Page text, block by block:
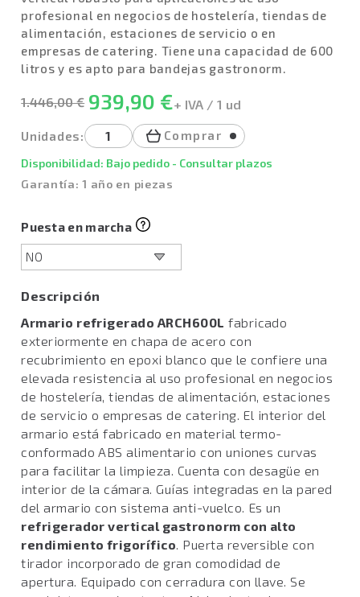
profesional en negocios de hostelería, tiendas de
alimentación, estaciones de servicio o en
empresas de catering. Tiene una capacidad de 600
litros y es apto para bandejas gastronorm.
1.446,00 € 939,90 €+ IVA / 1 ud
Unidades: Comprar
Disponibilidad: Bajo pedido - Consultar plazos
Garantía: 1 año en piezas
Puesta en marcha
Descripción
Armario refrigerado ARCH600L fabricado
exteriormente en chapa de acero con
recubrimiento en epoxi blanco que le confiere una
elevada resistencia al uso profesional en negocios
de hostelería, tiendas de alimentación, estaciones
de servicio o empresas de catering. El interior del
armario está fabricado en material termo-
conformado ABS alimentario con uniones curvas
para facilitar la limpieza. Cuenta con desagüe en
interior de la cámara. Guías integradas en la pared
del armario con sistema anti-vuelco. Es un
refrigerador vertical gastronorm con alto
rendimiento frigorífico. Puerta reversible con
tirador incorporado de gran comodidad de
apertura. Equipado con cerradura con llave. Se